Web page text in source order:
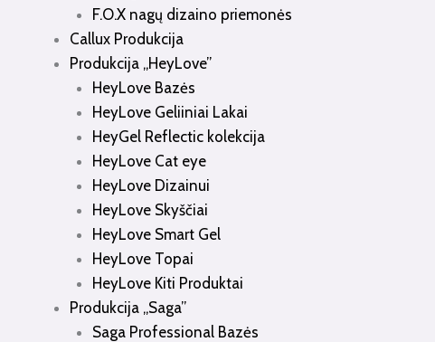
F.O.X nagų dizaino priemonės
Callux Produkcija
Produkcija „HeyLove”
HeyLove Bazės
HeyLove Geliiniai Lakai
HeyGel Reflectic kolekcija
HeyLove Cat eye
HeyLove Dizainui
HeyLove Skyščiai
HeyLove Smart Gel
HeyLove Topai
HeyLove Kiti Produktai
Produkcija „Saga”
Saga Professional Bazės